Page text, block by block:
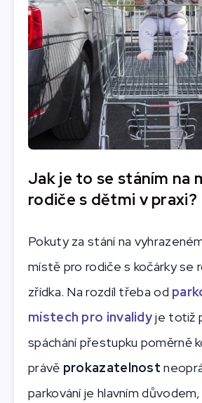
Jak je to se stáním na
rodiče s dětmi v praxi?
Pokuty za stání na
místě pro rodiče s kočárky se
zřídka. Na rozdíl třeba od
místech pro invalidyje totiž
spáchání přestupku poměrně
právě prokazatelnost
parkování je hlavním